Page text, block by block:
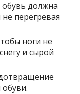
должна
перегревая
ноги не
и сырой